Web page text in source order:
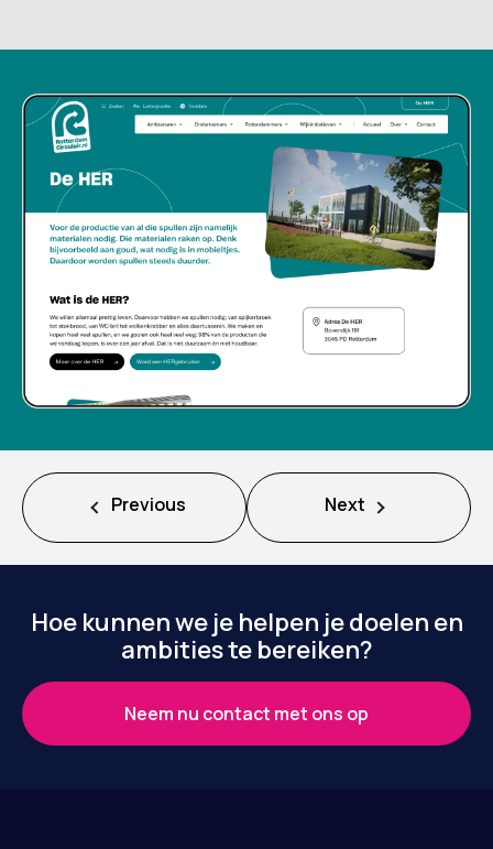
Previous Next
Hoe kunnen we je helpen je doelen en
ambities te bereiken?
Neem nu contact met ons op